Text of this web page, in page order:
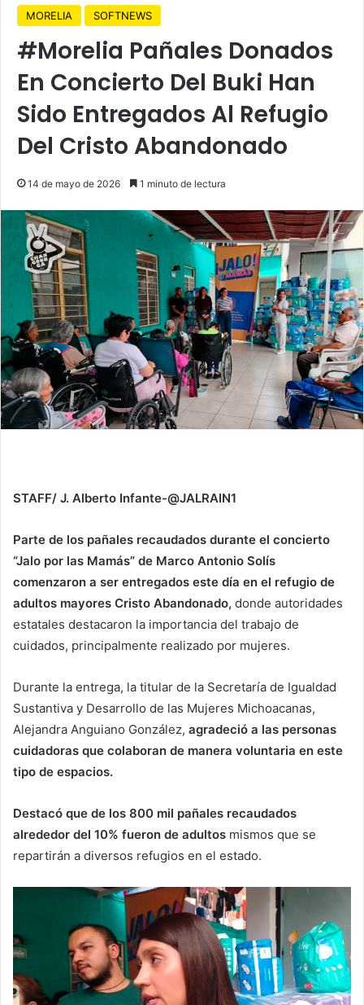
MORELIA SOFTNEWS
#Morelia Pañales Donados
En Concierto Del Buki Han
Sido Entregados Al Refugio
Del Cristo Abandonado
14 de mayo de 2026 1 minuto de lectura
STAFF/ J. Alberto Infante-@JALRAIN1
Parte de los pañales recaudados durante el concierto
“Jalo por las Mamás” de Marco Antonio Solís
comenzaron a ser entregados este día en el refugio de
adultos mayores Cristo Abandonado, donde autoridades
estatales destacaron la importancia del trabajo de
cuidados, principalmente realizado por mujeres.
Durante la entrega, la titular de la Secretaría de Igualdad
Sustantiva y Desarrollo de las Mujeres Michoacanas,
Alejandra Anguiano González, agradeció a las personas
cuidadoras que colaboran de manera voluntaria en este
tipo de espacios.
Destacó que de los 800 mil pañales recaudados
alrededor del 10% fueron de adultos mismos que se
repartirán a diversos refugios en el estado.